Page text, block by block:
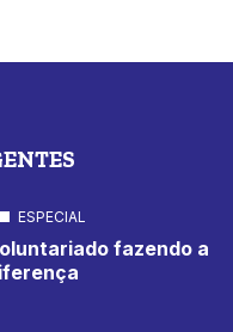
ESPECIAL
fazendo a